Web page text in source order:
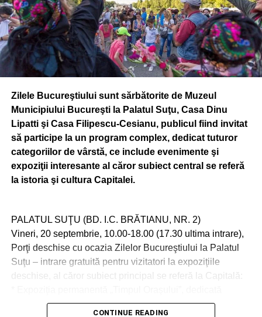
Zilele Bucureştiului sunt sărbătorite de Muzeul
Municipiului Bucureşti la Palatul Suţu, Casa Dinu
Lipatti şi Casa Filipescu-Cesianu, publicul fiind invitat
să participe la un program complex, dedicat tuturor
categoriilor de vârstă, ce include evenimente şi
expoziţii interesante al căror subiect central se referă
la istoria şi cultura Capitalei.
PALATUL SUŢU (BD. I.C. BRĂTIANU, NR. 2)
Vineri, 20 septembrie, 10.00-18.00 (17.30 ultima intrare),
Porţi deschise cu ocazia Zilelor Bucureştiului la Palatul
Suţu – intrare gratuită pentru vizitatori la expoziţiile
deschise, al căror subiect principal se referă la Capitală:
istoriei oraşului Bucureşti;
CONTINUE READING